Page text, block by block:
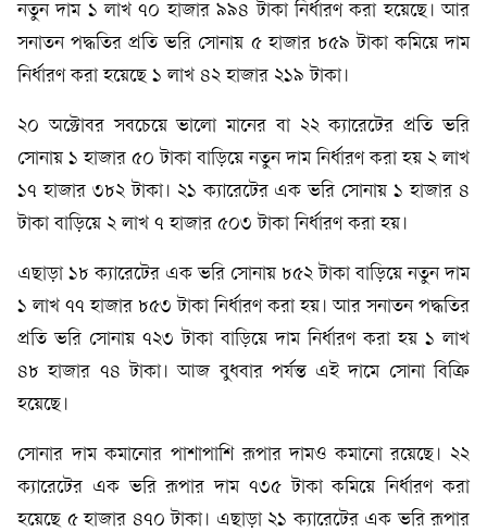
নতুন দাম ১ লাখ ৭০ হাজার ৯৯৪ টাকা নির্ধারণ করা হয়েছে। আর
সনাতন পদ্ধতির প্রতি ভরি সোনায় ৫ হাজার ৮৫৯ টাকা কমিয়ে দাম
নির্ধারণ করা হয়েছে ১ লাখ ৪২ হাজার ২১৯ টাকা।
২০ অক্টোবর সবচেয়ে ভালো মানের বা ২২ ক্যারেটের প্রতি ভরি
সোনায় ১ হাজার ৫০ টাকা বাড়িয়ে নতুন দাম নির্ধারণ করা হয় ২ লাখ
১৭ হাজার ৩৮২ টাকা। ২১ ক্যারেটের এক ভরি সোনায় ১ হাজার ৪
টাকা বাড়িয়ে ২ লাখ ৭ হাজার ৫০৩ টাকা নির্ধারণ করা হয়।
এছাড়া ১৮ ক্যারেটের এক ভরি সোনায় ৮৫২ টাকা বাড়িয়ে নতুন দাম
১ লাখ ৭৭ হাজার ৮৫৩ টাকা নির্ধারণ করা হয়। আর সনাতন পদ্ধতির
প্রতি ভরি সোনায় ৭২৩ টাকা বাড়িয়ে দাম নির্ধারণ করা হয় ১ লাখ
৪৮ হাজার ৭৪ টাকা। আজ বুধবার পর্যন্ত এই দামে সোনা বিক্রি
হয়েছে।
সোনার দাম কমানোর পাশাপাশি রূপার দামও কমানো রয়েছে। ২২
ক্যারেটের এক ভরি রূপার দাম ৭৩৫ টাকা কমিয়ে নির্ধারণ করা
হয়েছে ৫ হাজার ৪৭০ টাকা। এছাড়া ২১ ক্যারেটের এক ভরি রূপার